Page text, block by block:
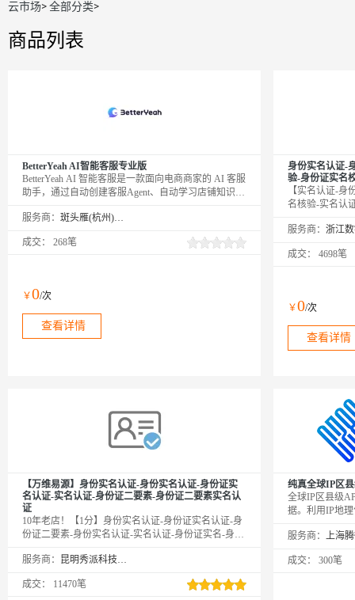
云市场>全部分类>
商品列表
BetterYeah AI智能客服专业版
BetterYeah AI 智能客服是一款面向电商商家的 AI 客服
助手，通过自动创建客服Agent、自动学习店铺知识，
率。
服务商： 斑头雁(杭州)智能科技有限责任公司
成交： 268笔
￥0/次
查看详情
身份实名认证-
验-身份证实名
【实名认证-
名核验-实名认
素验证】★输入
数据，零缓存
服务商：
成交： 4698笔
￥0/次
查看详情
【万维易源】身份实名认证-身份实名认证-身份证实
名认证-实名认证-身份证二要素-身份证二要素实名认
证
10年老店！【1分】身份实名认证-身份证实名认证-身
份证二要素-身份实名认证-实名认证-身份证实名-身份
证实名认证-身份证二要素-实名认证接口-身份证实名
核验校验-身份实名认证-身份证实名认证接口-身份证
服务商： 昆明秀派科技有限公司
成交： 11470笔
纯真全球IP区
全球IP区县级
据。利用IP地
2005年，专注
服务商：
成交： 300笔